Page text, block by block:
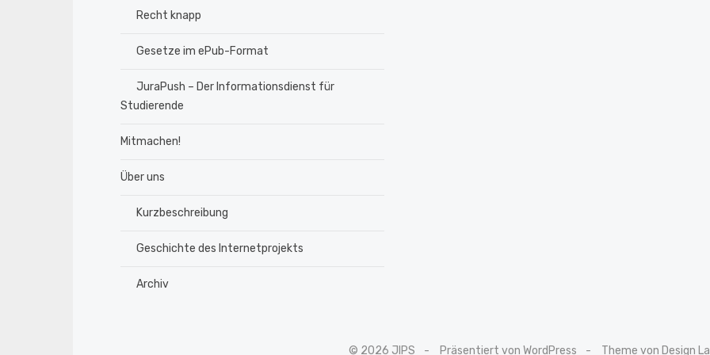
Recht knapp
Gesetze im ePub-Format
JuraPush – Der Informationsdienst für
Studierende
Mitmachen!
Über uns
Kurzbeschreibung
Geschichte des Internetprojekts
Archiv
© 2026 JIPS Präsentiert von WordPress Theme von Design